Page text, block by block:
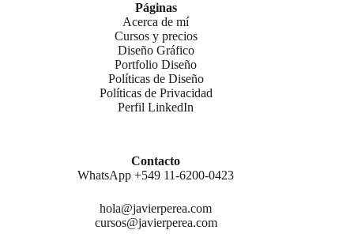
Páginas
Acerca de mí
Cursos y precios
Diseño Gráfico
Portfolio Diseño
Políticas de Diseño
Políticas de Privacidad
Perfil LinkedIn
Contacto
WhatsApp +549 11-6200-0423
hola@javierperea.com
cursos@javierperea.com